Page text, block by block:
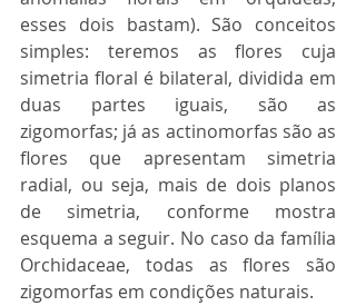
esses dois bastam). São conceitos
simples: teremos as flores cuja
simetria floral é bilateral, dividida em
duas partes iguais, são as
zigomorfas; já as actinomorfas são as
flores que apresentam simetria
radial, ou seja, mais de dois planos
de simetria, conforme mostra
esquema a seguir. No caso da família
Orchidaceae, todas as flores são
zigomorfas em condições naturais.